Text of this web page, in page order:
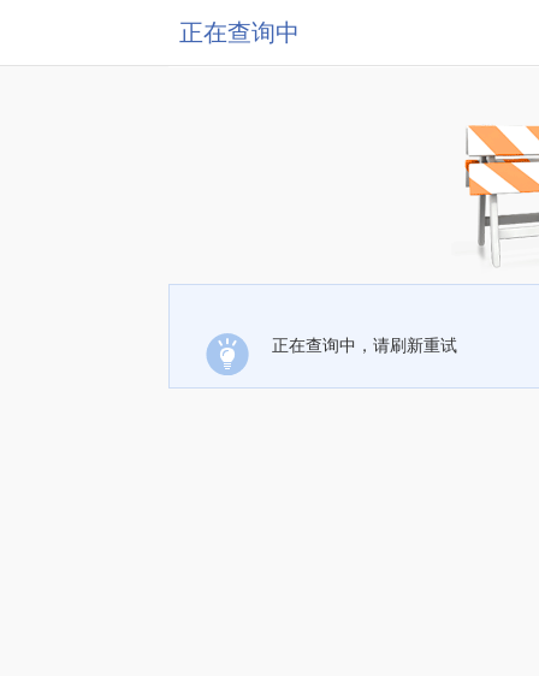
正在查询中
正在查询中，请刷新重试